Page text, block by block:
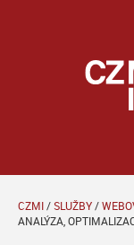
CZMI/SLUŽBY/
ANALÝZA,